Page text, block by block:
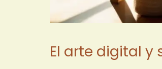
El arte digital